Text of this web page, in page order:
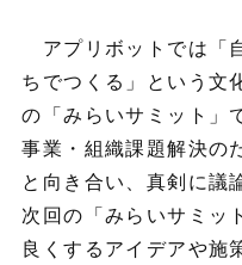
アプリボットでは「
ちでつくる」という文
の「みらいサミット」
事業・組織課題解決の
と向き合い、真剣に議
次回の「みらいサミッ
良くするアイデアや施